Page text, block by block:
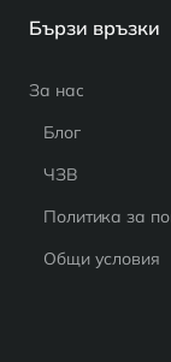
Бързи връзки
За нас
Блог
ЧЗВ
Общи условия